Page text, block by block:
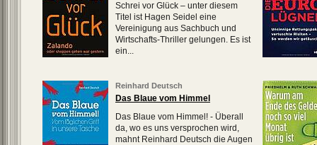
Schrei vor Glück – unter diesem
Titel ist Hagen Seidel eine
Vereinigung aus Sachbuch und
Wirtschafts-Thriller gelungen. Es ist
ein...
Reinhard Deutsch
Das Blaue vom Himmel
Das Blaue vom Himmel! - Überall
da, wo es uns versprochen wird,
mahnt Reinhard Deutsch die Augen